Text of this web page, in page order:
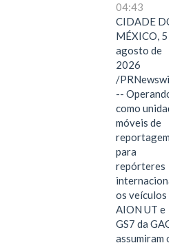
04:43
CIDADE DO
MÉXICO, 5 de
agosto de
2026
/PRNewswire/
-- Operando
como unidades
móveis de
reportagem
para
repórteres
internacionais,
os veículos
AION UT e
GS7 da GAC
assumiram o